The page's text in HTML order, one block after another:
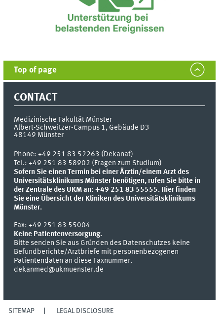
Top of page
CONTACT
Medizinische Fakultät Münster
Albert-Schweitzer-Campus 1, Gebäude D3
48149 Münster
Phone:+49 251 83 52263 (Dekanat)
Tel.: +49 251 83 58902 (Fragen zum Studium)
Sofern Sie einen Termin bei einer Ärztin/einem Arzt des
Universitätsklinikums Münster benötigen, rufen Sie bitte in
der Zentrale des UKM an: +49 251 83 55555. Hier finden
Sie eine Übersicht der Kliniken des Universitätsklinikums
Münster.
Fax:+49 251 83 55004
Keine Patientenversorgung.
Bitte senden Sie aus Gründen des Datenschutzes keine
Befundberichte/Arztbriefe mit personenbezogenen
Patientendaten an diese Faxnummer.
dekanmed@ukmuenster.de
SITEMAP LEGAL DISCLOSURE